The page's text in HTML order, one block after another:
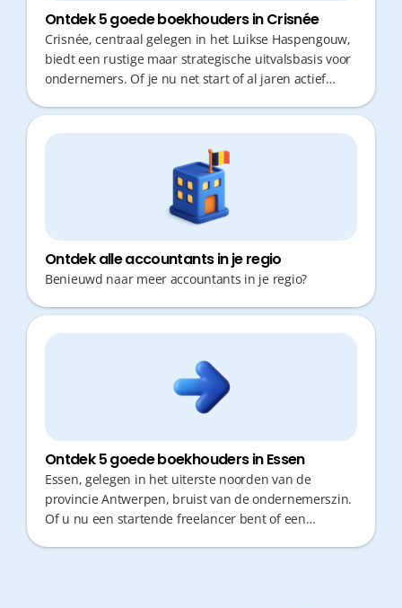
Ontdek 5 goede boekhouders in Crisnée
Crisnée, centraal gelegen in het Luikse Haspengouw,
biedt een rustige maar strategische uitvalsbasis voor
ondernemers. Of je nu net start of al jaren actief
Ondernemen draait om efficiëntie: je wilt geen tijd
verliezen met verplaatsingen of papierwerk, maar
focussen op je core business. Fiscaal advies op maat
en snelle responstijden zijn daarbij cruciaal. Een
moderne boekhoudpartner helpt je om tijd te winnen
en je cijfers helder te houden.
Ontdek alle accountants in je regio
Benieuwd naar meer accountants in je regio?
Ontdek 5 goede boekhouders in Essen
Essen, gelegen in het uiterste noorden van de
provincie Antwerpen, bruist van de ondernemerszin.
Of u nu een startende freelancer bent of een